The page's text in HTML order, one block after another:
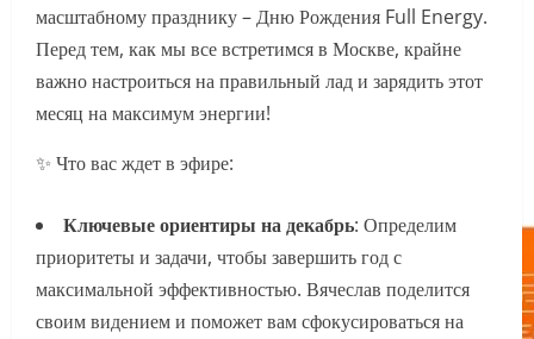
масштабному празднику – Дню Рождения Full Energy.
Перед тем, как мы все встретимся в Москве, крайне
важно настроиться на правильный лад и зарядить этот
месяц на максимум энергии!
✨ Что вас ждет в эфире:
Ключевые ориентиры на декабрь: Определим
приоритеты и задачи, чтобы завершить год с
максимальной эффективностью. Вячеслав поделится
своим видением и поможет вам сфокусироваться на